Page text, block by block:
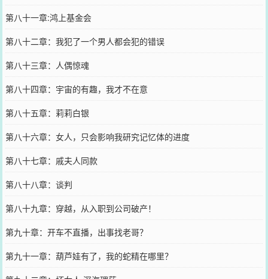
第八十一章:鸿上基金会
第八十二章：我犯了一个男人都会犯的错误
第八十三章：人偶惊魂
第八十四章：宇宙的有趣，我才不在意
第八十五章：莉莉白银
第八十六章：女人，只会影响我研究记忆体的进度
第八十七章：戚夫人同款
第八十八章：谈判
第八十九章：穿越，从入职到公司破产！
第九十章：开车不直播，出事找老哥？
第九十一章：葫芦娃有了，我的蛇精在哪里？